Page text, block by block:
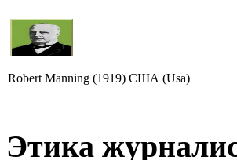
Robert Manning (1919) США (Usa)
Этика